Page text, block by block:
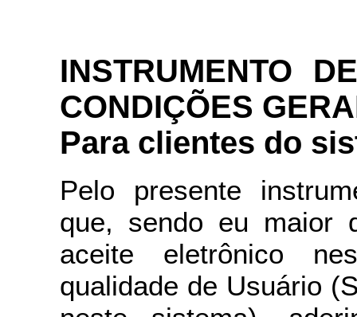
INSTRUMENTO
CONDIÇÕES
Para clientes do
Pelo presente
que, sendo eu maior
aceite eletrônico
qualidade de Usuário